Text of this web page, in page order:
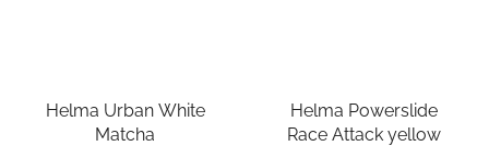
Helma Urban White
Matcha
Helma Powerslide
Race Attack yellow